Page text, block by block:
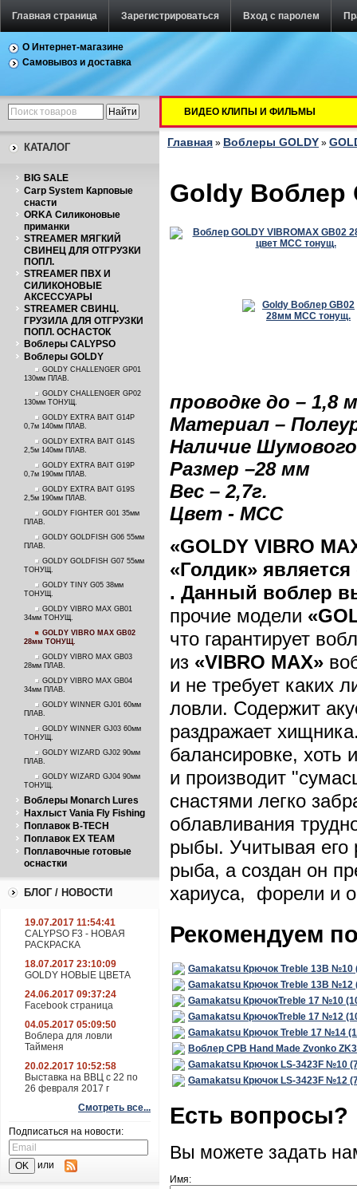
Главная страница Зарегистрироваться Вход с паролем
О Интернет-магазине
Самовывоз и доставка
КАТАЛОГ
BIG SALE
Carp System Карповые
снасти
ORKA Силиконовые
приманки
STREAMER МЯГКИЙ
СВИНЕЦ ДЛЯ ОТГРУЗКИ
ПОПЛ.
STREAMER ПВХ И
СИЛИКОНОВЫЕ
АКСЕССУАРЫ
STREAMER СВИНЦ.
ГРУЗИЛА ДЛЯ ОТГРУЗКИ
ПОПЛ. ОСНАСТОК
Воблеры CALYPSO
Воблеры GOLDY
GOLDY CHALLENGER GP01
130мм ПЛАВ.
GOLDY CHALLENGER GP02
130мм ТОНУЩ.
GOLDY EXTRA BAIT G14P
0,7м 140мм ПЛАВ.
GOLDY EXTRA BAIT G14S
2,5м 140мм ПЛАВ.
GOLDY EXTRA BAIT G19P
0,7м 190мм ПЛАВ.
GOLDY EXTRA BAIT G19S
2,5м 190мм ПЛАВ.
GOLDY FIGHTER G01 35мм
ПЛАВ.
GOLDY GOLDFISH G06 55мм
ПЛАВ.
GOLDY GOLDFISH G07 55мм
ТОНУЩ.
GOLDY TINY G05 38мм
ТОНУЩ.
GOLDY VIBRO MAX GB01
34мм ТОНУЩ.
GOLDY VIBRO MAX GB02
28мм ТОНУЩ.
GOLDY VIBRO MAX GB03
28мм ПЛАВ.
GOLDY VIBRO MAX GB04
34мм ПЛАВ.
GOLDY WINNER GJ01 60мм
ПЛАВ.
GOLDY WINNER GJ03 60мм
ТОНУЩ.
GOLDY WIZARD GJ02 90мм
ПЛАВ.
GOLDY WIZARD GJ04 90мм
ТОНУЩ.
Воблеры Monarch Lures
Нахлыст Vania Fly Fishing
Поплавок B-TECH
Поплавок EX TEAM
Поплавочные готовые
оснастки
БЛОГ / НОВОСТИ
19.07.2017 11:54:41
CALYPSO F3 - НОВАЯ
РАСКРАСКА
18.07.2017 23:10:09
GOLDY НОВЫЕ ЦВЕТА
24.06.2017 09:37:24
Facebook страница
04.05.2017 05:09:50
Воблера для ловли
Тайменя
20.02.2017 10:52:58
Выставка на ВВЦ с 22 по
26 февраля 2017 г
Смотреть все...
Подписаться на новости:
или
ВИДЕО КЛИПЫ И ФИЛЬМЫ
Главная » Воблеры GOLDY »
Goldy Воблер
проводке до – 1,8
Материал –
Наличие
Размер –28 мм
Вес – 2,7г.
Цвет - MCC
«GOLDY VIBRO
«Голдик»
. Данный воблер
прочие модели
что гарантирует
из «VIBRO MAX»
и не требует каких
ловли. Содержит
раздражает
балансировке, хоть
и производит
снастями легко
облавливания
рыбы. Учитывая его
рыба, а создан он
хариуса, форели и
Рекомендуем
Gamakatsu Крючок Treble 13B №10
Gamakatsu Крючок Treble 13B №12
Gamakatsu КрючокTreble 17 №10
Gamakatsu КрючокTreble 17 №12
Gamakatsu Крючок Treble 17 №14
Воблер CPB Hand Made Zvonko
Gamakatsu Крючок LS-3423F №10
Gamakatsu Крючок LS-3423F №12
Есть вопросы?
Вы можете задать
Имя: